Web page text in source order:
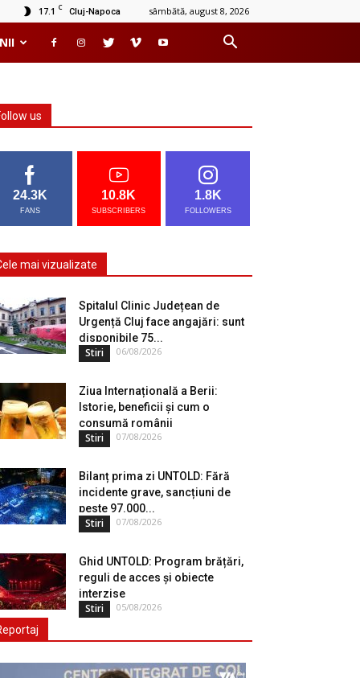
17.1 C Cluj-Napoca sâmbătă, august 8, 2026
us
24.3K
FANS
10.8K
SUBSCRIBERS
1.8K
FOLLOWERS
mai vizualizate
Spitalul Clinic Județean de
Urgență Cluj face angajări: sunt
disponibile 75...
Stiri 06/08/2026
Ziua Internațională a Berii:
Istorie, beneficii și cum o
consumă românii
Stiri 07/08/2026
Bilanț prima zi UNTOLD: Fără
incidente grave, sancțiuni de
peste 97.000...
Stiri 07/08/2026
Ghid UNTOLD: Program brățări,
reguli de acces și obiecte
interzise
Stiri 05/08/2026